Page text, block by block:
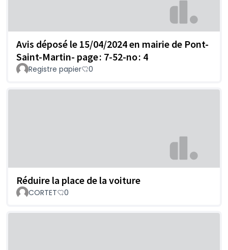
Avis déposé le 15/04/2024 en mairie de Pont-
Saint-Martin- page : 7-52-no : 4
Registre papier 0
Réduire la place de la voiture
CORTET 0